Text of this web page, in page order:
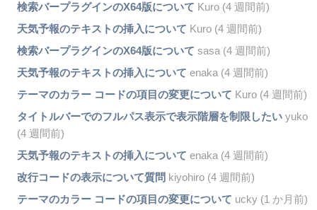
検索バープラグインのX64版について Kuro (4 週間前)
天気予報のテキストの挿入について Kuro (4 週間前)
検索バープラグインのX64版について sasa (4 週間前)
天気予報のテキストの挿入について enaka (4 週間前)
テーマのカラー コードの項目の変更について Kuro (4 週間前)
タイトルバーでのフルパス表示で表示階層を制限したいyuko
(4 週間前)
天気予報のテキストの挿入について enaka (4 週間前)
改行コードの表示について質問 kiyohiro (4 週間前)
テーマのカラー コードの項目の変更について ucky (1 か月前)